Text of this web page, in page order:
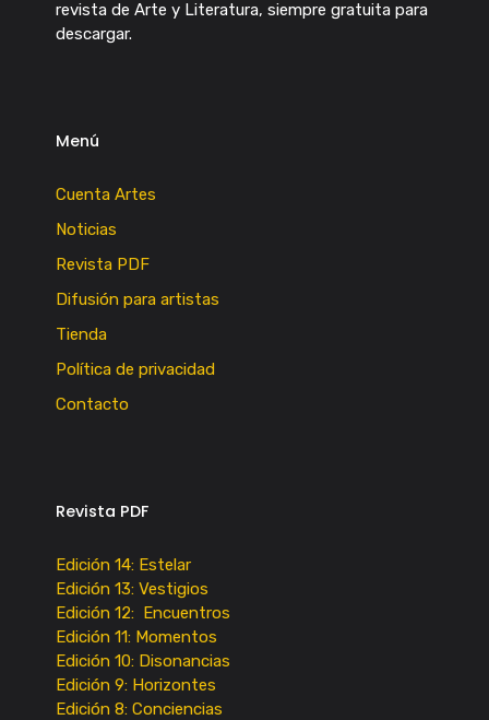
revista de Arte y Literatura, siempre gratuita para
descargar.
Menú
Cuenta Artes
Noticias
Revista PDF
Difusión para artistas
Tienda
Política de privacidad
Contacto
Revista PDF
Edición 14: Estelar
Edición 13: Vestigios
Edición 12: Encuentros
Edición 11: Momentos
Edición 10: Disonancias
Edición 9: Horizontes
Edición 8: Conciencias